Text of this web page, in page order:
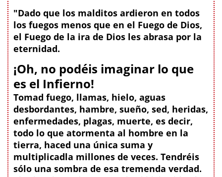
"Dado que los malditos ardieron en todos
los fuegos menos que en el Fuego de Dios,
el Fuego de la ira de Dios les abrasa por la
eternidad.
¡Oh, no podéis imaginar lo que
es el Infierno!
Tomad fuego, llamas, hielo, aguas
desbordantes, hambre, sueño, sed, heridas,
enfermedades, plagas, muerte, es decir,
todo lo que atormenta al hombre en la
tierra, haced una única suma y
multiplicadla millones de veces. Tendréis
sólo una sombra de esa tremenda verdad.